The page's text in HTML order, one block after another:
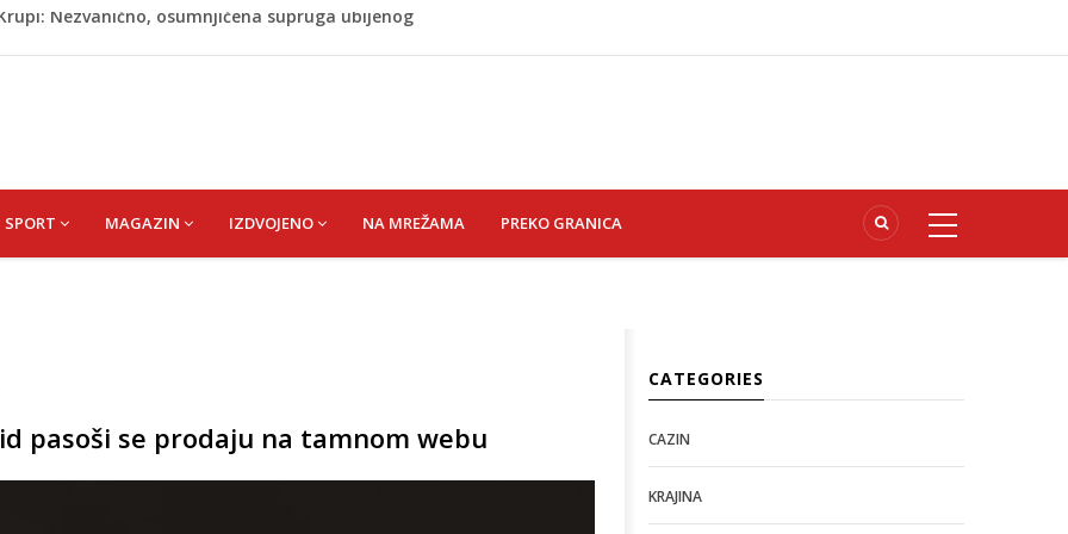
Senija – Sena
obilježavanja godišnjice: "Doživjela sam poniženje
sinu"
Nezvanično, osumnjičena supruga ubijenog
SPORT MAGAZIN IZDVOJENO NA MREŽAMA PREKO GRANICA
pasoši se prodaju na tamnom webu
CATEGORIES
CAZIN
KRAJINA